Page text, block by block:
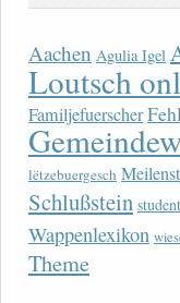
Aachen Agulia Igel
Loutsch
Familjefuerscher
lëtzebuergesch
Schlußstein
Wappenlexikon
Theme